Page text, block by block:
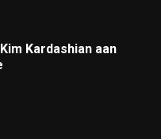
Kardashian aan